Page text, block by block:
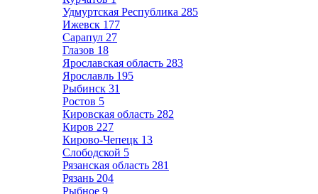
Удмуртская Республика 285
Ижевск 177
Сарапул 27
Глазов 18
Ярославская область 283
Ярославль 195
Рыбинск 31
Ростов 5
Кировская область 282
Киров 227
Кирово-Чепецк 13
Слободской 5
Рязанская область 281
Рязань 204
Рыбное 9